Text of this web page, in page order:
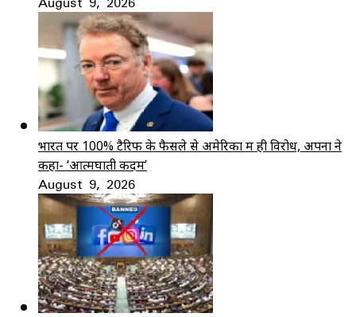
भारत पर 100% टैरिफ के फैसले से अमेरिका में ही विरोध, अपनों ने
कहा- ‘आत्मघाती कदम’
August 9, 2026